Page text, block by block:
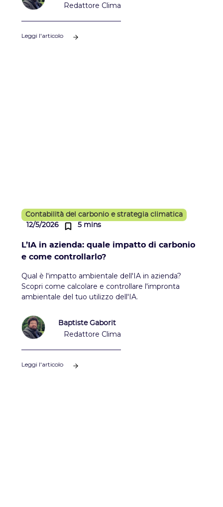
Redattore Clima
Leggi l'articolo
Contabilità del carbonio e strategia climatica
12/5/2026
5 mins
L’IA in azienda: quale impatto di carbonio
e come controllarlo?
Qual è l'impatto ambientale dell'IA in azienda?
Scopri come calcolare e controllare l'impronta
ambientale del tuo utilizzo dell'IA.
Baptiste Gaborit
Redattore Clima
Leggi l'articolo